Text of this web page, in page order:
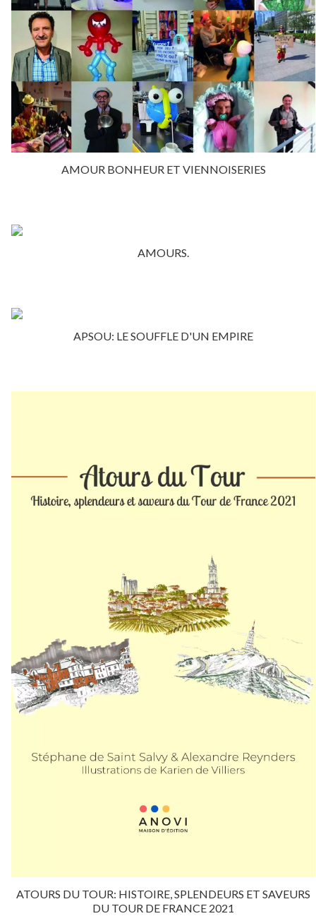
AMOUR BONHEUR ET VIENNOISERIES
AMOURS.
APSOU: LE SOUFFLE D'UN EMPIRE
ATOURS DU TOUR: HISTOIRE, SPLENDEURS ET SAVEURS
DU TOUR DE FRANCE 2021